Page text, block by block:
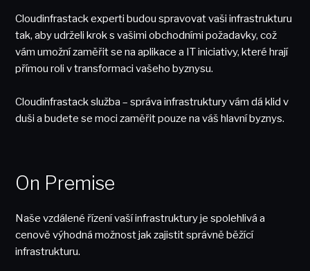
Cloudinfrastack experti budou spravovat vaši infrastrukturu
tak, aby udrželi krok s vašimi obchodními požadavky, což
vám umožní zaměřit se na aplikace a IT iniciativy, které hrají
přímou roli v transformaci vašeho byznysu.
Cloudinfrastack služba – správa infrastruktury vám dá klid v
duši a budete se moci zaměřit pouze na váš hlavní byznys.
On Premise
Naše vzdálené řízení vaší infrastruktury je spolehlivá a
cenově výhodná možnost jak zajistit správně běžící
infrastrukturu.